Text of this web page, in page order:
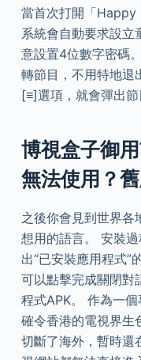
當首次打開「Happy
系統會自動要求設立
意設置4位數字密碼
轉節目，不用特地退
[≡]選項，就會彈出節
博視盒子御
無法使用？
之後你會見到世界各
想用的語言。 安裝
出“已安裝應用程式”
可以點擊完成關閉對
程式APK。 作為一
確令香港的電視界生
切斷了海外，暫時還